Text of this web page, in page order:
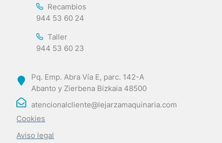
Recambios
944 53 60 24
Taller
944 53 60 23
Pq. Emp. Abra Vía E, parc. 142-A
Abanto y Zierbena Bizkaia 48500
atencionalcliente@lejarzamaquinaria.com
Cookies
Aviso legal